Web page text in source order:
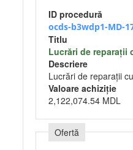
ID procedură
ocds-b3wdp1-MD-
Titlu
Lucrări de reparații
Descriere
Lucrări de reparații
Valoare achiziție
2,122,074.54 MDL
Ofertă